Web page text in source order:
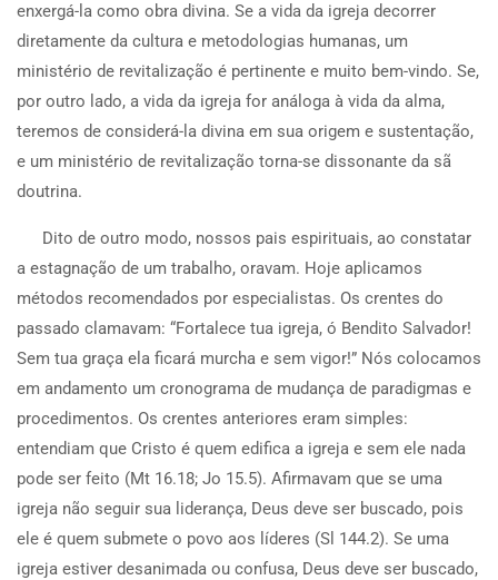
enxergá-la como obra divina. Se a vida da igreja decorrer
diretamente da cultura e metodologias humanas, um
ministério de revitalização é pertinente e muito bem-vindo. Se,
por outro lado, a vida da igreja for análoga à vida da alma,
teremos de considerá-la divina em sua origem e sustentação,
e um ministério de revitalização torna-se dissonante da sã
doutrina.
Dito de outro modo, nossos pais espirituais, ao constatar
a estagnação de um trabalho, oravam. Hoje aplicamos
métodos recomendados por especialistas. Os crentes do
passado clamavam: “Fortalece tua igreja, ó Bendito Salvador!
Sem tua graça ela ficará murcha e sem vigor!” Nós colocamos
em andamento um cronograma de mudança de paradigmas e
procedimentos. Os crentes anteriores eram simples:
entendiam que Cristo é quem edifica a igreja e sem ele nada
pode ser feito (Mt 16.18; Jo 15.5). Afirmavam que se uma
igreja não seguir sua liderança, Deus deve ser buscado, pois
ele é quem submete o povo aos líderes (Sl 144.2). Se uma
igreja estiver desanimada ou confusa, Deus deve ser buscado,